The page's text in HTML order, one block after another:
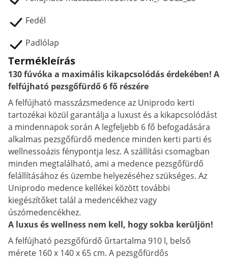
Fedél
Padlólap
Termékleírás
130 fúvóka a maximális kikapcsolódás érdekében! A
felfújható pezsgőfürdő 6 fő részére
A felfújható masszázsmedence az Uniprodo kerti
tartozékai közül garantálja a luxust és a kikapcsolódást
a mindennapok során A legfeljebb 6 fő befogadására
alkalmas pezsgőfürdő medence minden kerti parti és
wellnessoázis fénypontja lesz. A szállítási csomagban
minden megtalálható, ami a medence pezsgőfürdő
felállításához és üzembe helyezéséhez szükséges. Az
Uniprodo medence kellékei között további
kiegészítőket talál a medencékhez vagy
úszómedencékhez.
A luxus és wellness nem kell, hogy sokba kerüljön!
A felfújható pezsgőfürdő űrtartalma 910 l, belső
mérete 160 x 140 x 65 cm. A pezsgőfürdős